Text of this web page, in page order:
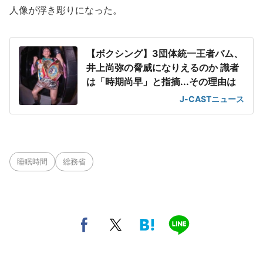
人像が浮き彫りになった。
【ボクシング】3団体統一王者バム、
井上尚弥の脅威になりえるのか 識者
は「時期尚早」と指摘...その理由は
J-CASTニュース
睡眠時間 総務省